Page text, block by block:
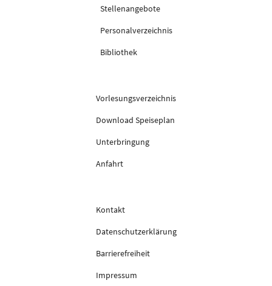
Stellenangebote
Personalverzeichnis
Bibliothek
Vorlesungsverzeichnis
Download Speiseplan
Unterbringung
Anfahrt
Kontakt
Datenschutzerklärung
Barrierefreiheit
Impressum